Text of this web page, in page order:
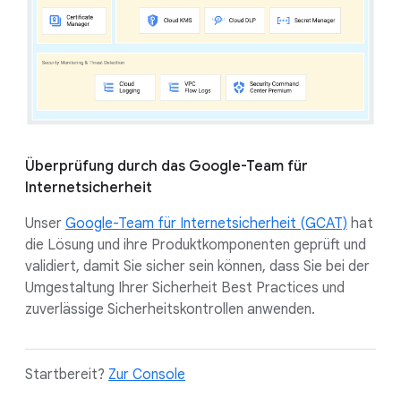
Überprüfung durch das Google-Team für
Internetsicherheit
Unser Google-Team für Internetsicherheit (GCAT) hat
die Lösung und ihre Produktkomponenten geprüft und
validiert, damit Sie sicher sein können, dass Sie bei der
Umgestaltung Ihrer Sicherheit Best Practices und
zuverlässige Sicherheitskontrollen anwenden.
Startbereit? Zur Console